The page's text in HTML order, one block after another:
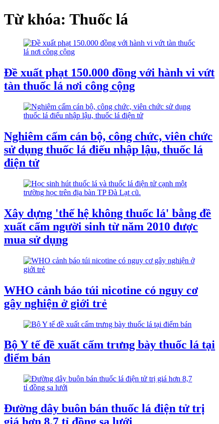
Từ khóa: Thuốc lá
Đề xuất phạt 150.000 đồng với hành vi vứt
tàn thuốc lá nơi công cộng
Nghiêm cấm cán bộ, công chức, viên chức
sử dụng thuốc lá điếu nhập lậu, thuốc lá
điện tử
Xây dựng 'thế hệ không thuốc lá' bằng đề
xuất cấm người sinh từ năm 2010 được
mua sử dụng
WHO cảnh báo túi nicotine có nguy cơ
gây nghiện ở giới trẻ
Bộ Y tế đề xuất cấm trưng bày thuốc lá tại
điểm bán
Đường dây buôn bán thuốc lá điện tử trị